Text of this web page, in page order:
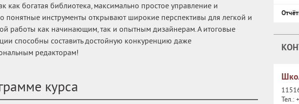
как богатая библиотека, максимально простое управление и
понятные инструменты открывают широкие перспективы для легкой и
работы как начинающим, так и опытным дизайнерам. А итоговые
способны составить достойную конкуренцию даже
редакторам!
курса
Тел.: